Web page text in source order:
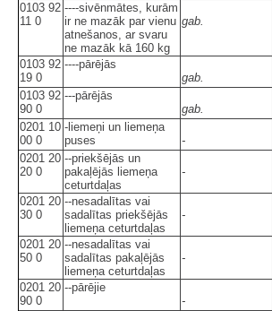
0103 92
11 0
----sivēnmātes, kurām
ir ne mazāk par vienu
atnešanos, ar svaru
ne mazāk kā 160 kg
gab.
0103 92
19 0
----pārējās
gab.
0103 92
90 0
---pārējās
gab.
0201 10
00 0
-liemeņi un liemeņa
puses
-
0201 20
20 0
--priekšējās un
pakaļējās liemeņa
ceturtdaļas
-
0201 20
30 0
--nesadalītas vai
sadalītas priekšējās
liemeņa ceturtdaļas
-
0201 20
50 0
--nesadalītas vai
sadalītas pakaļējās
liemeņa ceturtdaļas
-
0201 20
90 0
--pārējie
-